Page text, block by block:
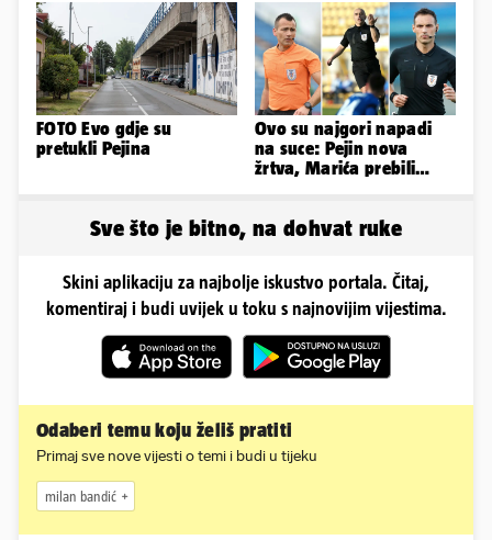
FOTO Evo gdje su
pretukli Pejina
Ovo su najgori napadi
na suce: Pejin nova
žrtva, Marića prebili
Sve što je bitno, na dohvat ruke
Skini aplikaciju za najbolje iskustvo portala. Čitaj,
komentiraj i budi uvijek u toku s najnovijim vijestima.
Odaberi temu koju želiš pratiti
Primaj sve nove vijesti o temi i budi u tijeku
milan bandić